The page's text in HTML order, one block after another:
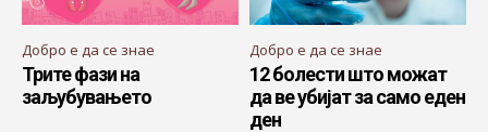
Добро е да се знае
Трите фази на
заљубувањето
Добро е да се знае
12 болести што можат
да ве убијат за само еден
ден